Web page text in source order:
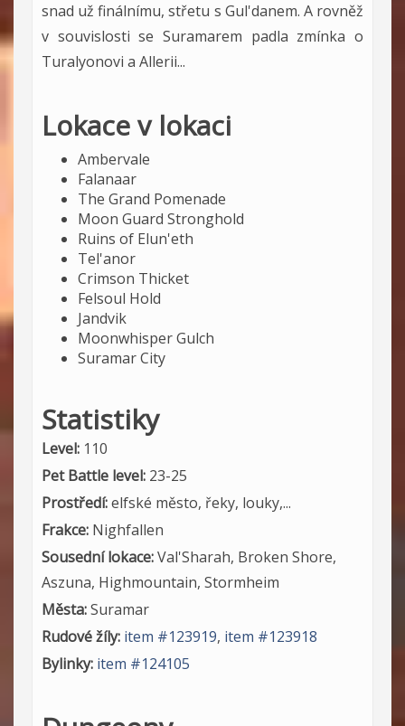
snad už finálnímu, střetu s Gul'danem. A rovněž
v souvislosti se Suramarem padla zmínka o
Turalyonovi a Allerii...
Lokace v lokaci
Ambervale
Falanaar
The Grand Pomenade
Moon Guard Stronghold
Ruins of Elun'eth
Tel'anor
Crimson Thicket
Felsoul Hold
Jandvik
Moonwhisper Gulch
Suramar City
Statistiky
Level: 110
Pet Battle level: 23-25
Prostředí:elfské město, řeky, louky,...
Frakce: Nighfallen
Sousední lokace:Val'Sharah, Broken Shore,
Aszuna, Highmountain, Stormheim
Města:Suramar
Rudové žíly: item #123919, item #123918
Bylinky: item #124105